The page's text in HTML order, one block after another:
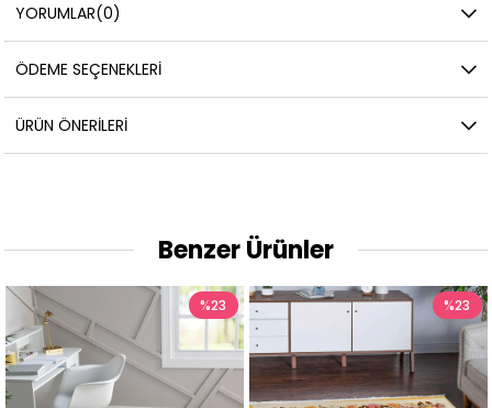
YORUMLAR(0)
ÖDEME SEÇENEKLERI
ÜRÜN ÖNERILERI
Benzer Ürünler
%23 %23